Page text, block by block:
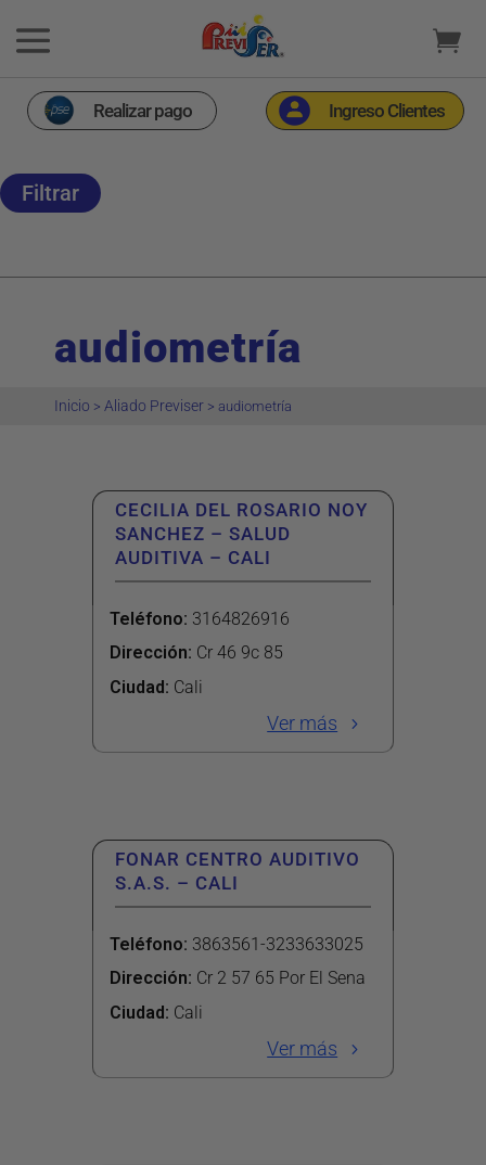
Realizar pago Ingreso Clientes
Filtrar
audiometría
Inicio > Aliado Previser > audiometría
CECILIA DEL ROSARIO NOY
SANCHEZ – SALUD
AUDITIVA – CALI
Teléfono: 3164826916
Dirección: Cr 46 9c 85
Ciudad: Cali
Ver más
FONAR CENTRO AUDITIVO
S.A.S. – CALI
Teléfono: 3863561-3233633025
Dirección: Cr 2 57 65 Por El Sena
Ciudad: Cali
Ver más